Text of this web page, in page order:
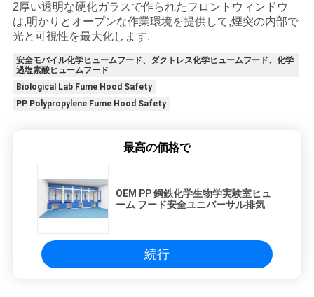
2厚い透明な硬化ガラスで作られたフロントウィンドウ
は,明かりとオープンな作業環境を提供して,煙突の内部で
光と可視性を最大化します.
安全モバイル化学ヒュームフード、ダクトレス化学ヒュームフード、化学
過塩素酸ヒュームフード
Biological Lab Fume Hood Safety
PP Polypropylene Fume Hood Safety
最高の価格で
OEM PP 鋼鉄化学生物学実験室ヒュ
ーム フード安全ユニバーサル排気
続行